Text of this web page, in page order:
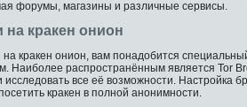
форумы, магазины и различные сервисы.
на кракен онион
кракен онион, вам понадобится
Наиболее распространённым является Tor
все её возможности. Настройка
кракен в полной анонимности.